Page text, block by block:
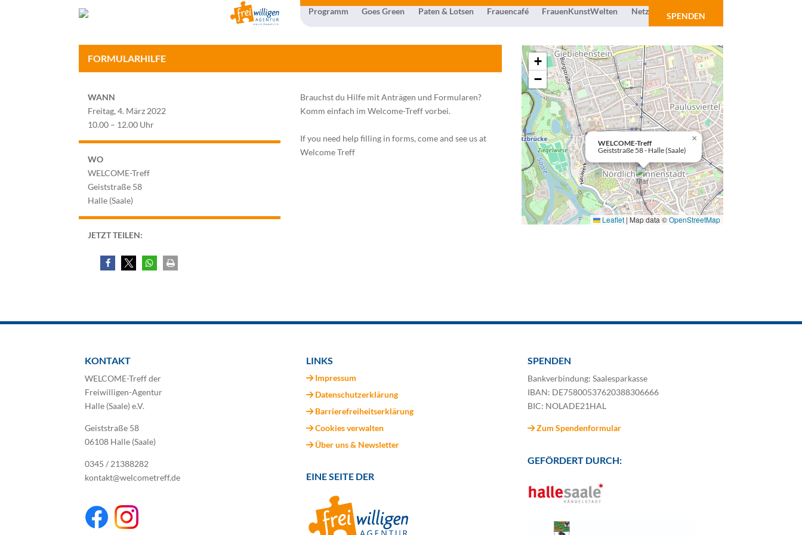
Programm Goes Green Paten & Lotsen Frauencafé FrauenKunstWelten Netzwerk Über uns
SPENDEN
FORMULARHILFE
WANN
Freitag, 4. März 2022
10.00 – 12.00 Uhr
WO
WELCOME-Treff
Geiststraße 58
Halle (Saale)
JETZT TEILEN:
Brauchst du Hilfe mit Anträgen und Formularen?
Komm einfach im Welcome-Treff vorbei.
If you need help filling in forms, come and see us at
Welcome Treff
WELCOME-Treff
Geiststraße 58 - Halle (Saale)
×
+
−
Leaflet | Map data ©OpenStreetMap
KONTAKT
WELCOME-Treff der
Freiwilligen-Agentur
Halle (Saale) e.V.
Geiststraße 58
06108 Halle (Saale)
0345 / 21388282
kontakt@welcometreff.de
LINKS
Impressum
Datenschutzerklärung
Barrierefreiheitserklärung
Cookies verwalten
Über uns & Newsletter
EINE SEITE DER
SPENDEN
Bankverbindung: Saalesparkasse
IBAN: DE75800537620388306666
BIC: NOLADE21HAL
Zum Spendenformular
GEFÖRDERT DURCH: